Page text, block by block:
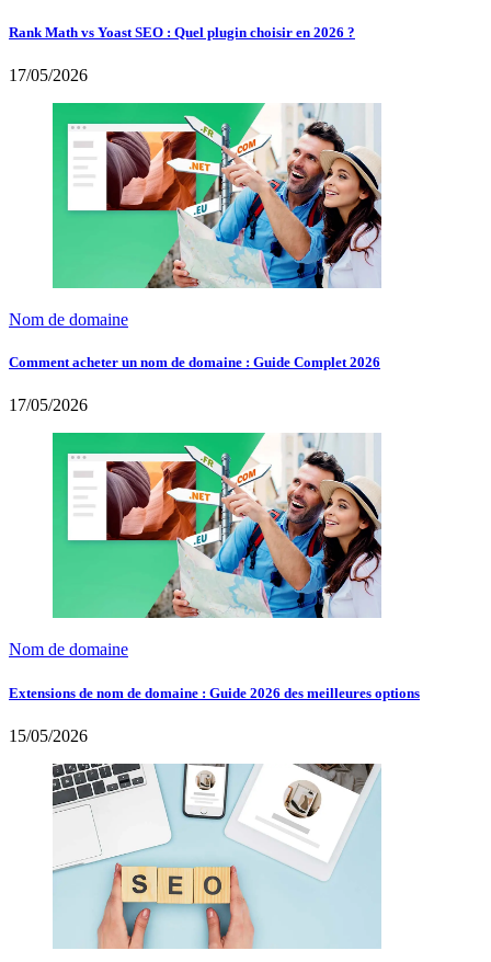
Rank Math vs Yoast SEO : Quel plugin choisir en 2026 ?
17/05/2026
Nom de domaine
Comment acheter un nom de domaine : Guide Complet 2026
17/05/2026
Nom de domaine
Extensions de nom de domaine : Guide 2026 des meilleures options
15/05/2026